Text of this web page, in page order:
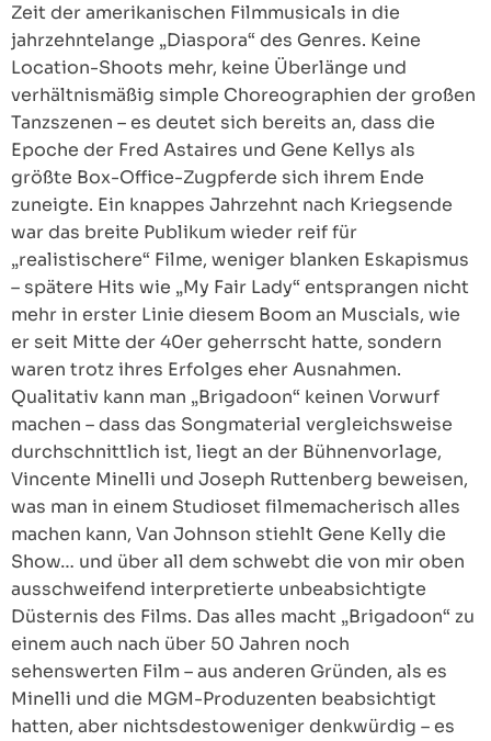
Zeit der amerikanischen Filmmusicals in die
jahrzehntelange „Diaspora“ des Genres. Keine
Location-Shoots mehr, keine Überlänge und
verhältnismäßig simple Choreographien der großen
Tanzszenen – es deutet sich bereits an, dass die
Epoche der Fred Astaires und Gene Kellys als
größte Box-Office-Zugpferde sich ihrem Ende
zuneigte. Ein knappes Jahrzehnt nach Kriegsende
war das breite Publikum wieder reif für
„realistischere“ Filme, weniger blanken Eskapismus
– spätere Hits wie „My Fair Lady“ entsprangen nicht
mehr in erster Linie diesem Boom an Muscials, wie
er seit Mitte der 40er geherrscht hatte, sondern
waren trotz ihres Erfolges eher Ausnahmen.
Qualitativ kann man „Brigadoon“ keinen Vorwurf
machen – dass das Songmaterial vergleichsweise
durchschnittlich ist, liegt an der Bühnenvorlage,
Vincente Minelli und Joseph Ruttenberg beweisen,
was man in einem Studioset filmemacherisch alles
machen kann, Van Johnson stiehlt Gene Kelly die
Show… und über all dem schwebt die von mir oben
ausschweifend interpretierte unbeabsichtigte
Düsternis des Films. Das alles macht „Brigadoon“ zu
einem auch nach über 50 Jahren noch
sehenswerten Film – aus anderen Gründen, als es
Minelli und die MGM-Produzenten beabsichtigt
hatten, aber nichtsdestoweniger denkwürdig – es